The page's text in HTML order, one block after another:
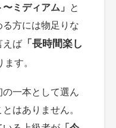
〜ミディアム」 と
方には物足りな
えば 「長時間楽し
す。
一本として選ん
はありません。